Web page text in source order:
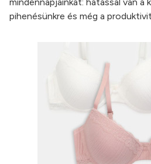
mindennapjainkat: hatással van a
pihenésünkre és még a